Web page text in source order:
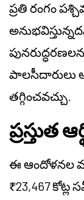
ప్రతి రంగం
పాలసీదారులు
తగ్గించవచ్చు.
ప్రస్తుత
ఈ ఆందోళనల
₹23,467